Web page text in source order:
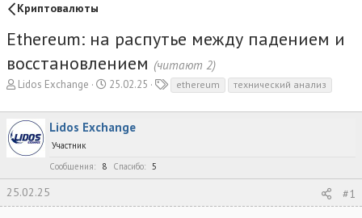
Криптовалюты
Ethereum: на распутье между падением и
восстановлением (читают 2)
А
т
о
р
т
м
ы
Lidos Exchange
Д
т
а
25.02.25
г
ethereum технический анализ
Lidos Exchange
Участник
Сообщения
8 Спасибо 5
25.02.25 #1